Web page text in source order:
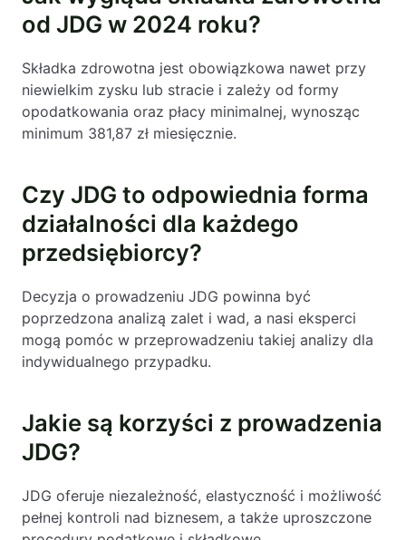
od JDG w 2024 roku?
Składka zdrowotna jest obowiązkowa nawet przy
niewielkim zysku lub stracie i zależy od formy
opodatkowania oraz płacy minimalnej, wynosząc
minimum 381,87 zł miesięcznie.
Czy JDG to odpowiednia forma
działalności dla każdego
przedsiębiorcy?
Decyzja o prowadzeniu JDG powinna być
poprzedzona analizą zalet i wad, a nasi eksperci
mogą pomóc w przeprowadzeniu takiej analizy dla
indywidualnego przypadku.
Jakie są korzyści z prowadzenia
JDG?
JDG oferuje niezależność, elastyczność i możliwość
pełnej kontroli nad biznesem, a także uproszczone